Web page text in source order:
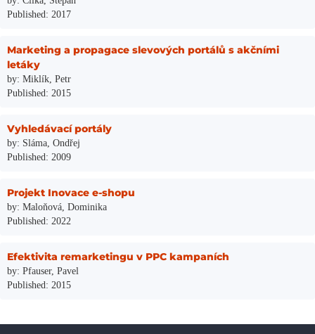
Published: 2017
Marketing a propagace slevových portálů s akčními
letáky
by: Miklík, Petr
Published: 2015
Vyhledávací portály
by: Sláma, Ondřej
Published: 2009
Projekt Inovace e-shopu
by: Maloňová, Dominika
Published: 2022
Efektivita remarketingu v PPC kampaních
by: Pfauser, Pavel
Published: 2015